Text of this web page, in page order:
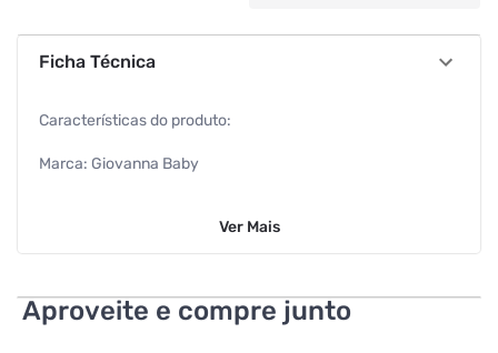
Ficha Técnica
Características do produto:
Marca: Giovanna Baby
Proteção: 48 horas de proteção contra odores
Ver Mais
Aproveite e compre junto